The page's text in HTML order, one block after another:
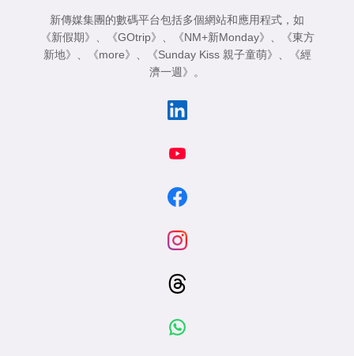
新傳媒集團的數碼平台包括多個網站和應用程式，如
《新假期》 、 《GOtrip》 、 《NM+新Monday》 、
《東方
新地》 、 《more》 、 《Sunday Kiss 親子童萌》 、
《經
濟一週》 。